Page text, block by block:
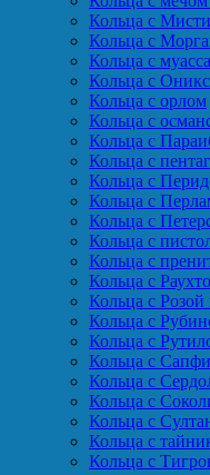
Кольца с
Кольца с
Кольца с
Кольца с
Кольца с орлом
Кольца с
Кольца с
Кольца с
Кольца с
Кольца с
Кольца с
Кольца с
Кольца с
Кольца с
Кольца с Розой
Кольца с
Кольца с
Кольца с
Кольца с
Кольца с
Кольца с
Кольца с
Кольца с